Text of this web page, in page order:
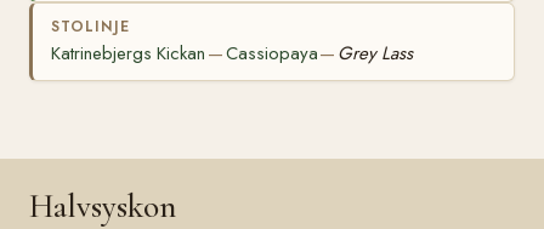
STOLINJE
Katrinebjergs Kickan —Cassiopaya— Grey Lass
Halvsyskon